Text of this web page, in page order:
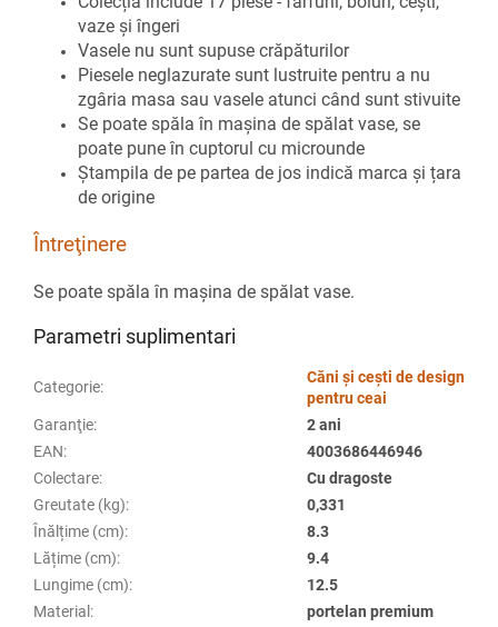
vaze și îngeri
Vasele nu sunt supuse crăpăturilor
Piesele neglazurate sunt lustruite pentru a nu
zgâria masa sau vasele atunci când sunt stivuite
Se poate spăla în mașina de spălat vase, se
poate pune în cuptorul cu microunde
Ștampila de pe partea de jos indică marca și țara
de origine
Întreţinere
Se poate spăla în mașina de spălat vase.
Parametri suplimentari
Categorie:
Căni și cești de design
pentru ceai
Garanţie:
2 ani
EAN:
4003686446946
Colectare:
Cu dragoste
Greutate (kg):
0,331
Înălțime (cm):
8.3
Lățime (cm):
9.4
Lungime (cm):
12.5
Material :
portelan premium